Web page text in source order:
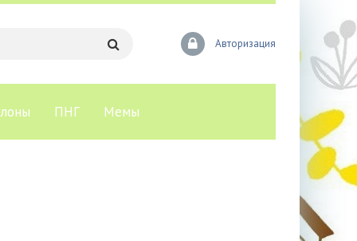
Авторизация
ПНГ Мемы